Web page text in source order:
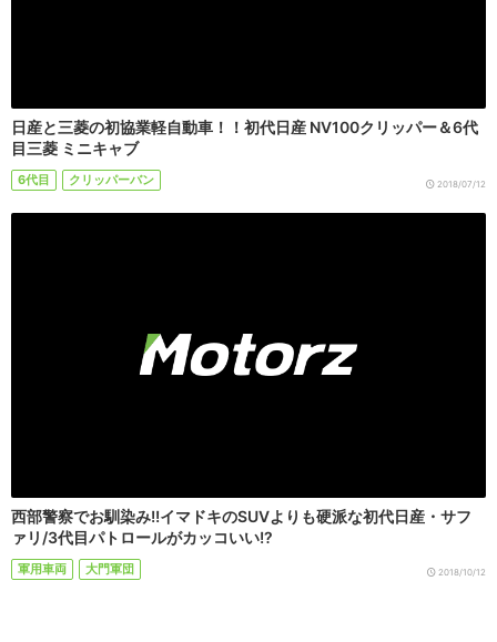
日産と三菱の初協業軽自動車！！初代日産 NV100クリッパー＆6代
目三菱 ミニキャブ
6代目 クリッパーバン 2018/07/12
西部警察でお馴染み!!イマドキのSUVよりも硬派な初代日産・サフ
ァリ/3代目パトロールがカッコいい!?
軍用車両 大門軍団 2018/10/12